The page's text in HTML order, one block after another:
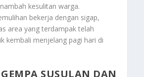
kesulitan warga.
bekerja dengan sigap,
area yang terdampak telah
kembali menjelang pagi hari di
SUSULAN DAN